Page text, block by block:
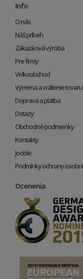
Info
O nás
Náš príbeh
Zákazková výroba
Pre firmy
Veľkoobchod
Výmena a vrátenie tovaru
Doprava a platba
Dotazy
Obchodné podmienky
Kontakty
Jooble
Podmínky ochrany
Ocenenia